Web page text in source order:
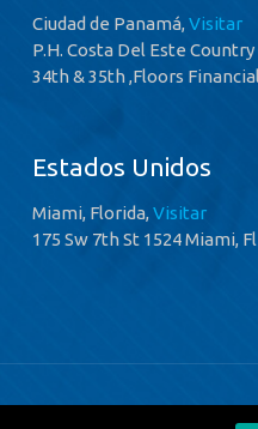
Ciudad de Panamá,Visitar
P.H. Costa Del Este Country
34th & 35th ,Floors
Estados Unidos
Miami, Florida,Visitar
175 Sw 7th St 1524 Miami,